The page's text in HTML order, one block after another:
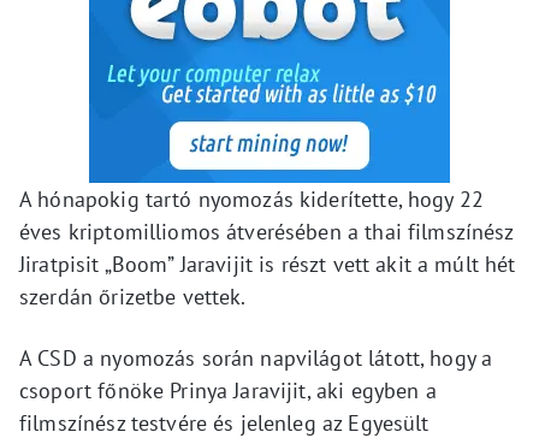
A hónapokig tartó nyomozás kiderítette, hogy 22
éves kriptomilliomos átverésében a thai filmszínész
Jiratpisit „Boom” Jaravijit is részt vett akit a múlt hét
szerdán őrizetbe vettek.
A CSD a nyomozás során napvilágot látott, hogy a
csoport főnöke Prinya Jaravijit, aki egyben a
filmszínész testvére és jelenleg az Egyesült